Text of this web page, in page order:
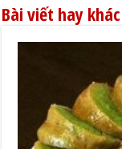
Bài viết hay khác